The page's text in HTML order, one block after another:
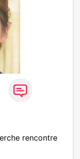
rencontre